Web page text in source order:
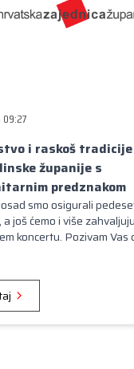
09:27
i raskoš tradicije
županije s
predznakom
smo osigurali
još ćemo i više
koncertu. Pozivam Vas
Na svemu ovome Vam,
kazao je župan